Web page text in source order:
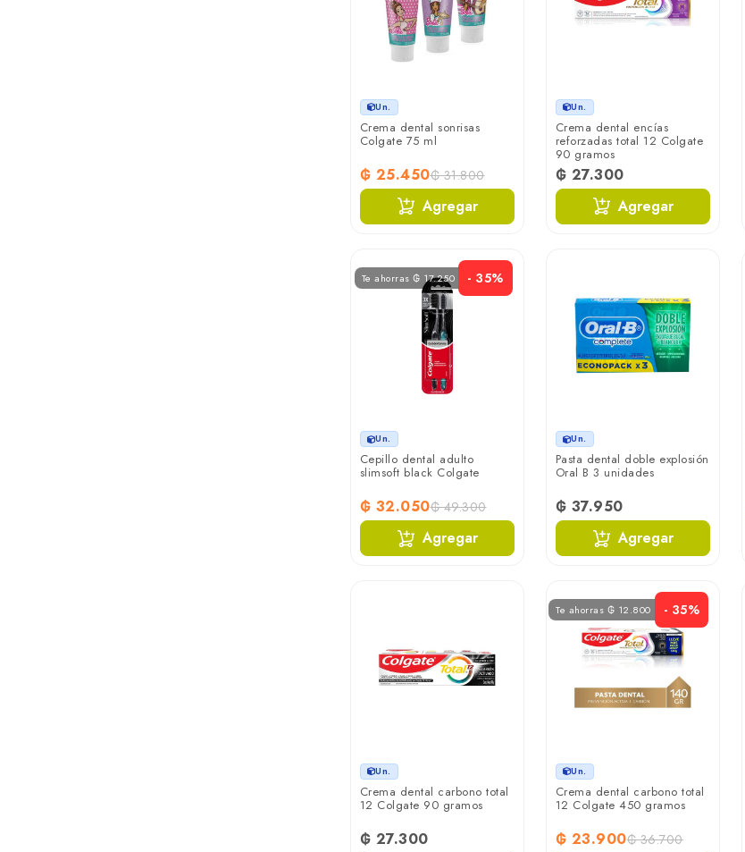
Un.
Crema dental sonrisas
Colgate 75 ml
₲ 25.450₲ 31.800
Agregar
Un.
Crema dental encías
reforzadas total 12 Colgate
90 gramos
₲ 27.300
Agregar
Te ahorras ₲ 17.250 - 35%
Un.
Cepillo dental adulto
slimsoft black Colgate
₲ 32.050₲ 49.300
Agregar
Un.
Pasta dental doble explosión
Oral B 3 unidades
₲ 37.950
Agregar
Un.
Crema dental carbono total
12 Colgate 90 gramos
₲ 27.300
Te ahorras ₲ 12.800 - 35%
Un.
Crema dental carbono total
12 Colgate 450 gramos
₲ 23.900₲ 36.700